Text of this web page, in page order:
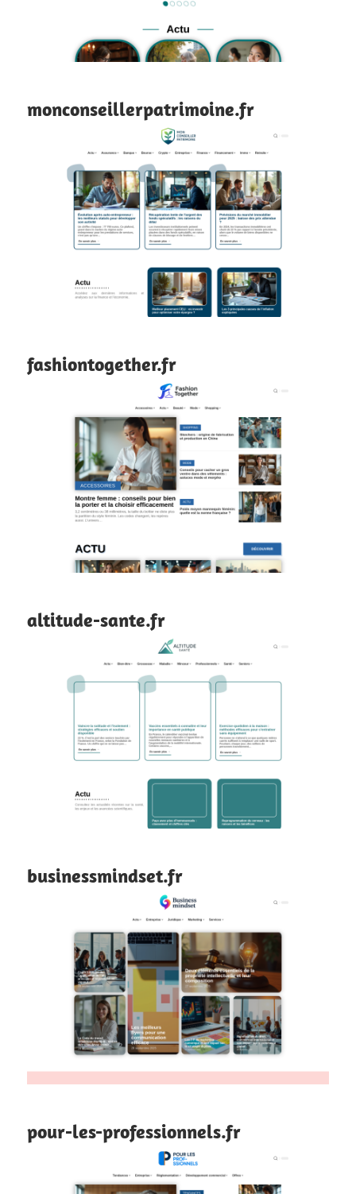
monconseillerpatrimoine.fr
fashiontogether.fr
altitude-sante.fr
businessmindset.fr
pour-les-professionnels.fr